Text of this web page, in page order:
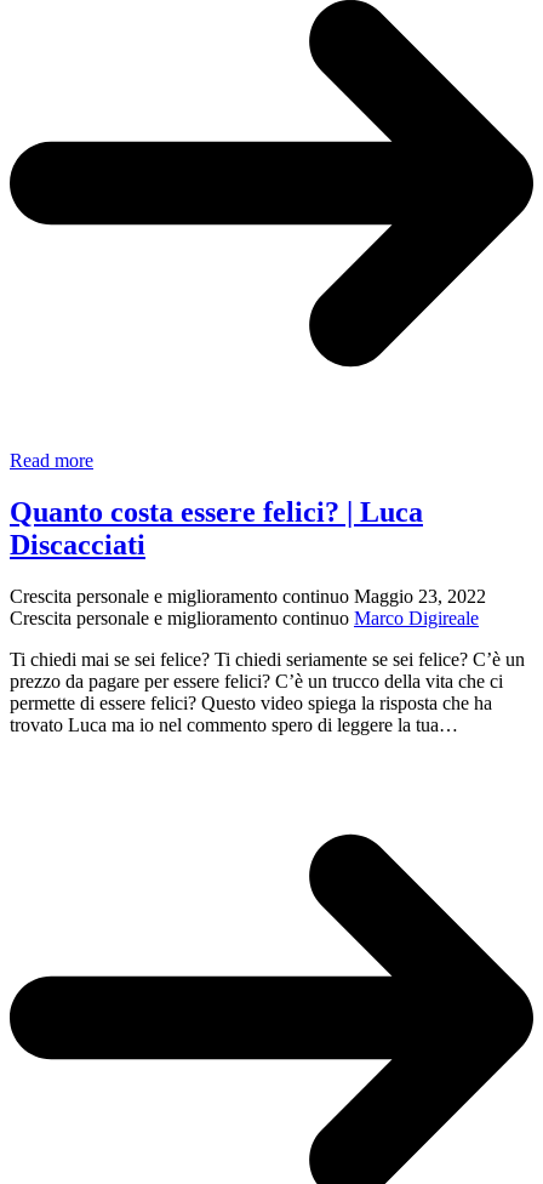
Read moreCome
tua
passione
10
minuti
Riccardo
Camarda
Quanto costa essere felici? | Luca
Discacciati
Crescita personale e miglioramento continuo Maggio 23, 2022
Crescita personale e miglioramento continuo Marco Digireale
Ti chiedi mai se sei felice? Ti chiedi seriamente se sei felice? C’è un
prezzo da pagare per essere felici? C’è un trucco della vita che ci
permette di essere felici? Questo video spiega la risposta che ha
trovato Luca ma io nel commento spero di leggere la tua…